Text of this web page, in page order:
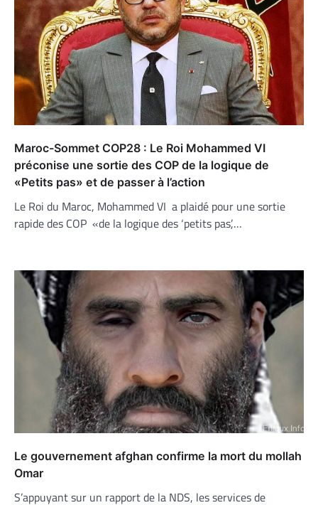
Maroc-Sommet COP28 : Le Roi Mohammed VI
préconise une sortie des COP de la logique de
«Petits pas» et de passer à l’action
Le Roi du Maroc, Mohammed VI a plaidé pour une sortie
rapide des COP «de la logique des ‘petits pas’,…
Le gouvernement afghan confirme la mort du mollah
Omar
S’appuyant sur un rapport de la NDS, les services de